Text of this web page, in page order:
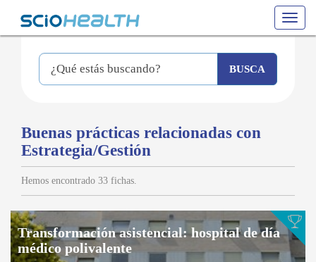
Toggle
Buenas prácticas relacionadas con
Estrategia/Gestión
Hemos encontrado 33 fichas.
Transformación asistencial: hospital de día
médico polivalente